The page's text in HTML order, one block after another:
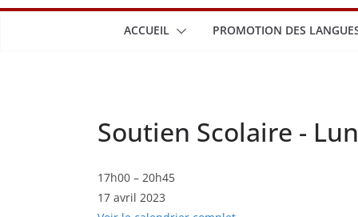
ACCUEIL PROMOTION DES
Soutien Scolaire -
Soutien
Scolaire
17h00 – 20h45
17 avril 2023